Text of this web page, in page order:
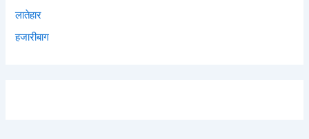
लातेहार
हजारीबाग